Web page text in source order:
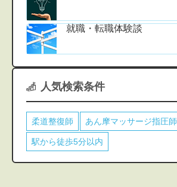
就職・転職体験談
人気検索条件
柔道整復師 あん摩マッサージ指圧師
駅から徒歩5分以内